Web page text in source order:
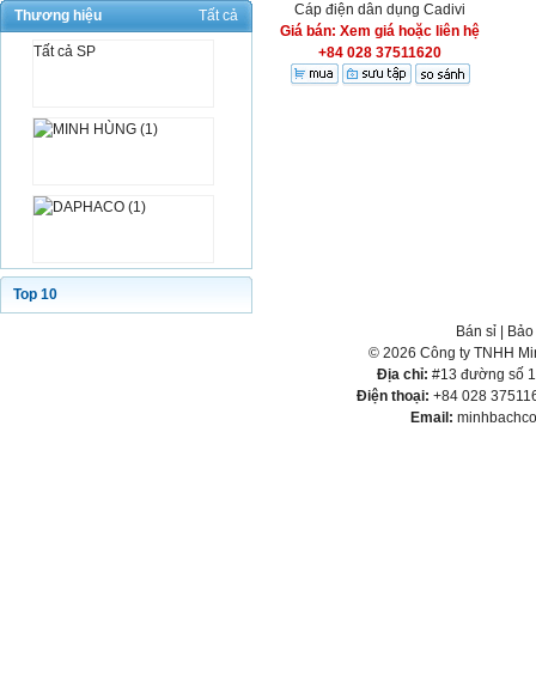
Thương hiệu Tất cả
Tất cả SP
Top 10
Cáp điện dân dụng Cadivi
Giá bán: Xem giá hoặc liên hệ
+84 028 37511620
Bán sỉ
© 2026 Công ty TNHH
Địa chỉ: #13 đường số
Điện thoại: +84 028
Email: